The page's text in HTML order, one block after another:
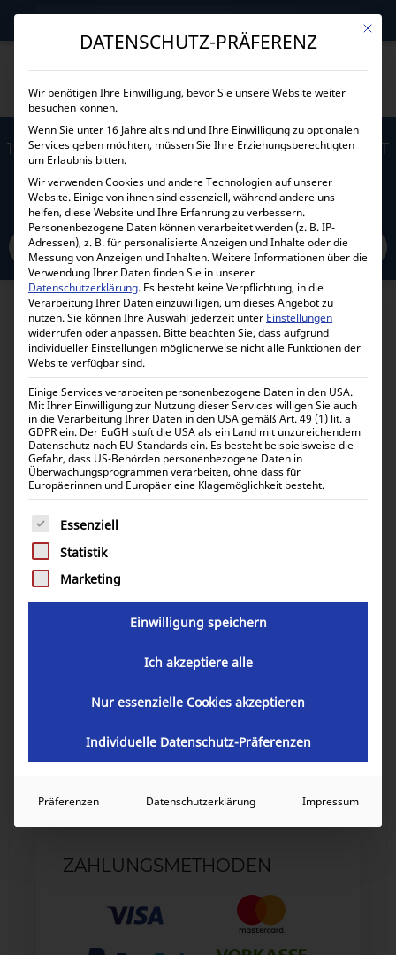
→
19″ TRAGSCHINE 2 STÜCK 350 X 40 X 40MM MIT
LANGLÖCHERN UND SCHRAUBENSATZ
Home Alle Produkte Zubehör Akkuhalterungen
19″ Tragschine 2 Stück 350 x 40 x 40mm mit Langlöchern und
Schraubensatz
7,46 €
8,88€inkl. 19% MwSt.
19″ Tragschine 2 Stück 350 x 40 x
40mm mit Langlöchern und
Schraubensatz
In den Warenkorb
ZAHLUNGSMETHODEN
Mit
DATENSCHUTZ-PRÄFERENZ
Wir benötigen Ihre Einwilligung, bevor Sie unsere Website weiter
besuchen können.
Wenn Sie unter 16 Jahre alt sind und Ihre Einwilligung zu optionalen
Services geben möchten, müssen Sie Ihre Erziehungsberechtigten
um Erlaubnis bitten.
Wir verwenden Cookies und andere Technologien auf unserer
Website. Einige von ihnen sind essenziell, während andere uns
helfen, diese Website und Ihre Erfahrung zu verbessern.
Personenbezogene Daten können verarbeitet werden (z. B. IP-
Adressen), z. B. für personalisierte Anzeigen und Inhalte oder die
Messung von Anzeigen und Inhalten.Weitere Informationen über die
Verwendung Ihrer Daten finden Sie in unserer
Datenschutzerklärung. Es besteht keine Verpflichtung, in die
Verarbeitung Ihrer Daten einzuwilligen, um dieses Angebot zu
nutzen.Sie können Ihre Auswahl jederzeit unter Einstellungen
widerrufen oder anpassen. Bitte beachten Sie, dass aufgrund
individueller Einstellungen möglicherweise nicht alle Funktionen der
Website verfügbar sind.
Einige Services verarbeiten personenbezogene Daten in den USA.
Mit Ihrer Einwilligung zur Nutzung dieser Services willigen Sie auch
in die Verarbeitung Ihrer Daten in den USA gemäß Art. 49 (1) lit. a
GDPR ein. Der EuGH stuft die USA als ein Land mit unzureichendem
Datenschutz nach EU-Standards ein. Es besteht beispielsweise die
Gefahr, dass US-Behörden personenbezogene Daten in
Überwachungsprogrammen verarbeiten, ohne dass für
Europäerinnen und Europäer eine Klagemöglichkeit besteht.
Es folgt eine Liste der Service-Gruppen, für die eine
Essenziell
Statistik
Marketing
Einwilligung speichern
Ich akzeptiere alle
Nur essenzielle Cookies akzeptieren
Individuelle Datenschutz-Präferenzen
Präferenzen Datenschutzerklärung Impressum